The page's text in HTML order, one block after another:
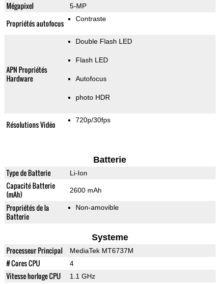
Mégapixel 5-MP
Propriétés autofocus Contraste
APN Propriétés
Hardware
Double Flash LED
Flash LED
Autofocus
photo HDR
Résolutions Vidéo 720p/30fps
Batterie
Type de Batterie Li-Ion
Capacité Batterie
(mAh)
2600 mAh
Propriétés de la
Batterie
Non-amovible
Systeme
Processeur Principal MediaTek MT6737M
# Cores CPU 4
Vitesse horloge CPU 1.1 GHz